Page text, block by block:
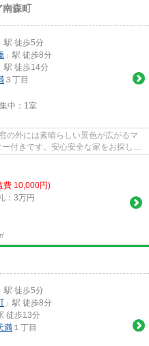
南森町
駅 徒歩5分
」駅 徒歩8分
駅 徒歩14分
３丁目
中： 1室
の外には素晴らしい景色が広がるマ
付きです。安心安全な家をお探しの
費 10,000円)
：3万円
駅 徒歩5分
」駅 徒歩8分
徒歩13分
満 １丁目